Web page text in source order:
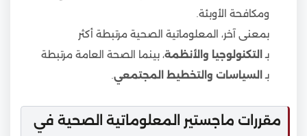
ومكافحة الأوبئة.
بمعنى آخر، المعلوماتية الصحية مرتبطة أكثر
بـ
التكنولوجيا والأنظمة، بينما الصحة العامة مرتبطة
بـ
السياسات والتخطيط المجتمعي
مقررات ماجستير المعلوماتية الصحية في